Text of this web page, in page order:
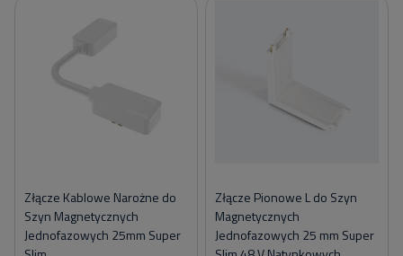
Złącze Kablowe Narożne do
Szyn Magnetycznych
Jednofazowych 25mm Super
Złącze Pionowe L do Szyn
Magnetycznych
Jednofazowych 25 mm Super